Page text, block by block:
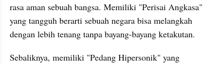
rasa aman sebuah bangsa. Memiliki "Perisai Angkasa"
yang tangguh berarti sebuah negara bisa melangkah
dengan lebih tenang tanpa bayang-bayang ketakutan.
Sebaliknya, memiliki "Pedang Hipersonik" yang